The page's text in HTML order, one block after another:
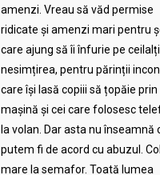
amenzi. Vreau să văd permise
ridicate și amenzi mari pentru
care ajung să îi înfurie pe
nesimțirea, pentru părinții
care își lasă copiii să țopăie prin
mașină și cei care folosesc
la volan. Dar asta nu înseamnă
putem fi de acord cu abuzul.
mare la semafor. Toată lumea